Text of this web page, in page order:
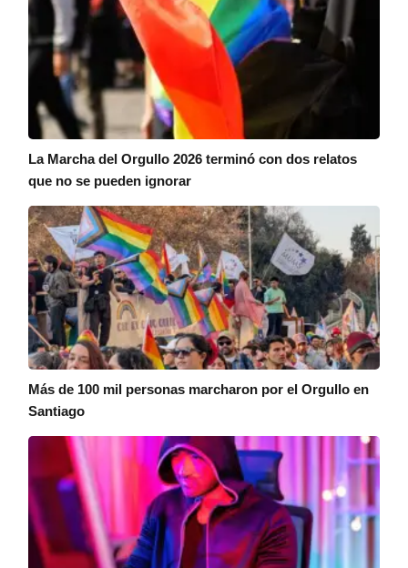
La Marcha del Orgullo 2026 terminó con dos relatos
que no se pueden ignorar
Más de 100 mil personas marcharon por el Orgullo en
Santiago